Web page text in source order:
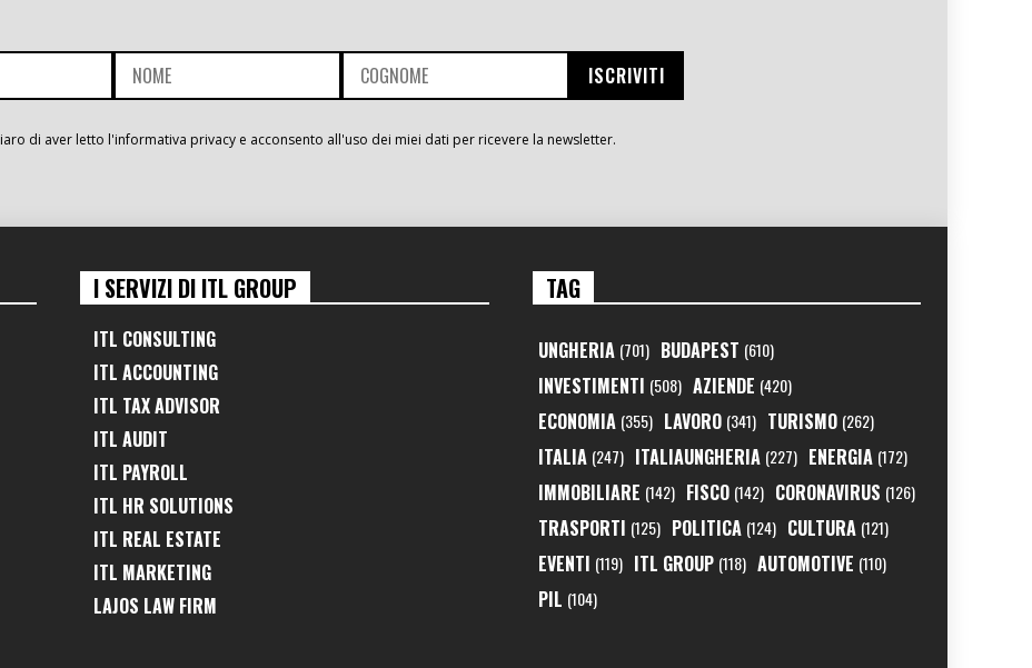
di aver letto l'informativa privacy e acconsento all'uso dei miei dati per ricevere la newsletter.
I SERVIZI DI ITL GROUP
ITL CONSULTING
ITL ACCOUNTING
ITL TAX ADVISOR
ITL AUDIT
ITL PAYROLL
ITL HR SOLUTIONS
ITL REAL ESTATE
ITL MARKETING
LAJOS LAW FIRM
TAG
UNGHERIA (701) BUDAPEST (610)
INVESTIMENTI (508) AZIENDE (420)
ECONOMIA (355) LAVORO (341) TURISMO (262)
ITALIA (247) ITALIAUNGHERIA (227) ENERGIA (172)
IMMOBILIARE (142) FISCO (142) CORONAVIRUS (126)
TRASPORTI (125) POLITICA (124) CULTURA (121)
EVENTI (119) ITL GROUP (118) AUTOMOTIVE (110)
PIL (104)